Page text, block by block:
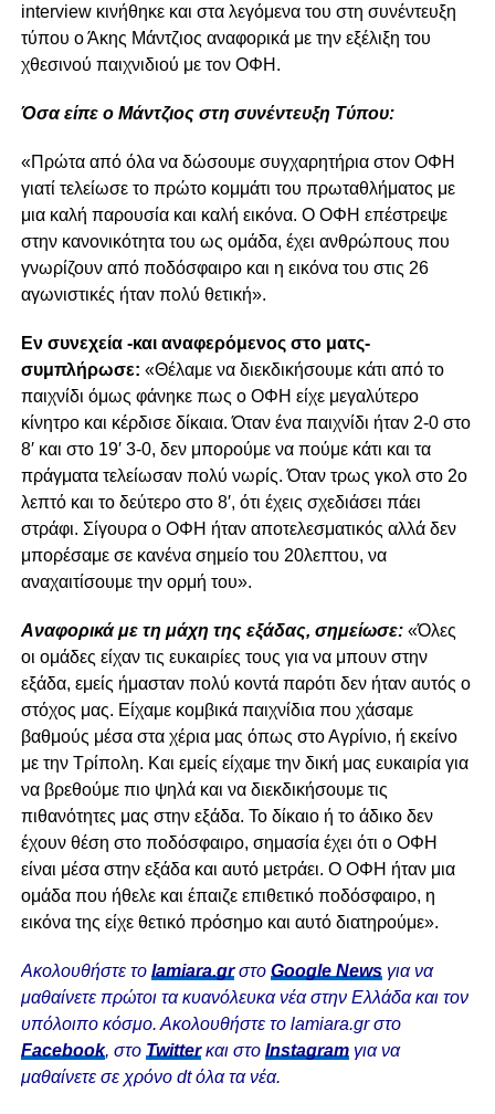
interview κινήθηκε και στα λεγόμενα του στη συνέντευξη
τύπου ο Άκης Μάντζιος αναφορικά με την εξέλιξη του
χθεσινού παιχνιδιού με τον ΟΦΗ.
Όσα είπε ο Μάντζιος στη συνέντευξη Τύπου:
«Πρώτα από όλα να δώσουμε συγχαρητήρια στον ΟΦΗ
γιατί τελείωσε το πρώτο κομμάτι του πρωταθλήματος με
μια καλή παρουσία και καλή εικόνα. Ο ΟΦΗ επέστρεψε
στην κανονικότητα του ως ομάδα, έχει ανθρώπους που
γνωρίζουν από ποδόσφαιρο και η εικόνα του στις 26
αγωνιστικές ήταν πολύ θετική».
Εν συνεχεία -και αναφερόμενος στο ματς-
συμπλήρωσε: «Θέλαμε να διεκδικήσουμε κάτι από το
παιχνίδι όμως φάνηκε πως ο ΟΦΗ είχε μεγαλύτερο
κίνητρο και κέρδισε δίκαια. Όταν ένα παιχνίδι ήταν 2-0 στο
8′ και στο 19′ 3-0, δεν μπορούμε να πούμε κάτι και τα
πράγματα τελείωσαν πολύ νωρίς. Όταν τρως γκολ στο 2ο
λεπτό και το δεύτερο στο 8′, ότι έχεις σχεδιάσει πάει
στράφι. Σίγουρα ο ΟΦΗ ήταν αποτελεσματικός αλλά δεν
μπορέσαμε σε κανένα σημείο του 20λεπτου, να
αναχαιτίσουμε την ορμή του».
Αναφορικά με τη μάχη της εξάδας, σημείωσε: «Όλες
οι ομάδες είχαν τις ευκαιρίες τους για να μπουν στην
εξάδα, εμείς ήμασταν πολύ κοντά παρότι δεν ήταν αυτός ο
στόχος μας. Είχαμε κομβικά παιχνίδια που χάσαμε
βαθμούς μέσα στα χέρια μας όπως στο Αγρίνιο, ή εκείνο
με την Τρίπολη. Και εμείς είχαμε την δική μας ευκαιρία για
να βρεθούμε πιο ψηλά και να διεκδικήσουμε τις
πιθανότητες μας στην εξάδα. Το δίκαιο ή το άδικο δεν
έχουν θέση στο ποδόσφαιρο, σημασία έχει ότι ο ΟΦΗ
είναι μέσα στην εξάδα και αυτό μετράει. Ο ΟΦΗ ήταν μια
ομάδα που ήθελε και έπαιζε επιθετικό ποδόσφαιρο, η
εικόνα της είχε θετικό πρόσημο και αυτό διατηρούμε».
Ακολουθήστε το lamiara.grστο Google Newsγια να
μαθαίνετε πρώτοι τα κυανόλευκα νέα στην Ελλάδα και τον
υπόλοιπο κόσμο. Ακολουθήστε το lamiara.gr στο
Facebook, στο Twitterκαι στο Instagram για να
μαθαίνετε σε χρόνο dt όλα τα νέα.